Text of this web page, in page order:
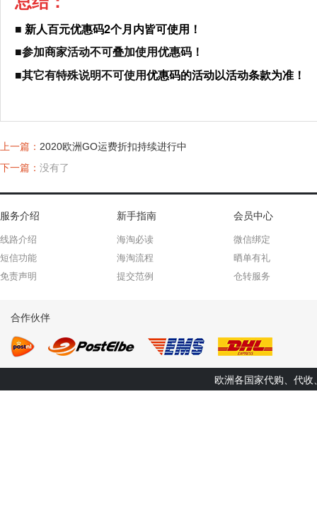
■ 新人百元优惠码2个月内皆可使用！
■参加商家活动不可叠加使用优惠码！
■其它有特殊说明不可使用优惠码的活动以活动条款为准！
上一篇： 2020欧洲GO运费折扣持续进行中
下一篇： 没有了
服务介绍
线路介绍
短信功能
免责声明
新手指南
海淘必读
海淘流程
提交范例
会员中心
微信绑定
晒单有礼
仓转服务
合作伙伴
欧洲各国家代购、代